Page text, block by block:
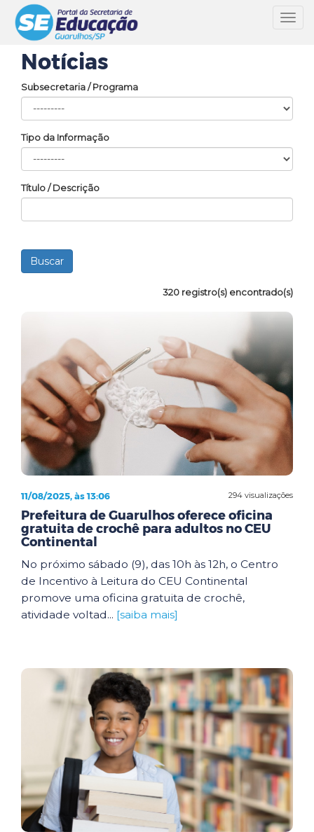
Notícias
Subsecretaria / Programa
Tipo da Informação
Título / Descrição
320 registro(s) encontrado(s)
294 visualizações
11/08/2025, às 13:06
Prefeitura de Guarulhos oferece oficina
gratuita de crochê para adultos no CEU
Continental
No próximo sábado (9), das 10h às 12h, o Centro
de Incentivo à Leitura do CEU Continental
promove uma oficina gratuita de crochê,
atividade voltad... [saiba mais]